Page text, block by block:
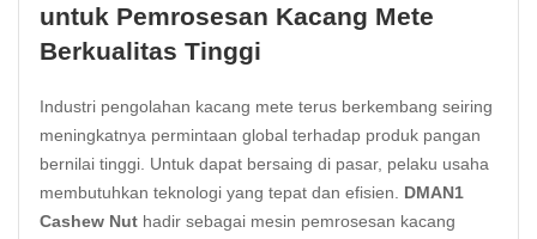
untuk Pemrosesan Kacang Mete
Berkualitas Tinggi
Industri pengolahan kacang mete terus berkembang seiring
meningkatnya permintaan global terhadap produk pangan
bernilai tinggi. Untuk dapat bersaing di pasar, pelaku usaha
membutuhkan teknologi yang tepat dan efisien. DMAN1
Cashew Nut hadir sebagai mesin pemrosesan kacang